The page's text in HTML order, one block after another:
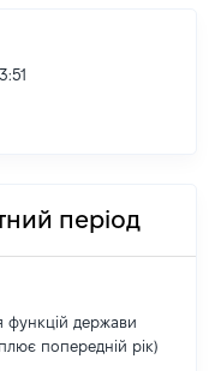
період
функцій держави
попередній рік)